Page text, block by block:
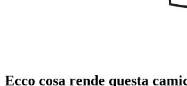
Ecco cosa rende questa